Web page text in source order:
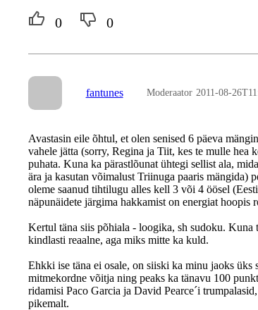
0 0
fantunes Moderaator 2011-08-
Avastasin eile õhtul, et olen senised 6 päeva
vahele jätta (sorry, Regina ja Tiit, kes te mulle hea
puhata. Kuna ka pärastlõunat ühtegi sellist ala,
ära ja kasutan võimalust Triinuga paaris mängida)
oleme saanud tihtilugu alles kell 3 või 4 öösel
näpunäidete järgima hakkamist on energiat hoopis
Kertul täna siis põhiala - loogika, sh sudoku.
kindlasti reaalne, aga miks mitte ka kuld.
Ehkki ise täna ei osale, on siiski ka minu jaoks
mitmekordne võitja ning peaks ka tänavu 100
ridamisi Paco Garcia ja David Pearce´i
pikemalt.